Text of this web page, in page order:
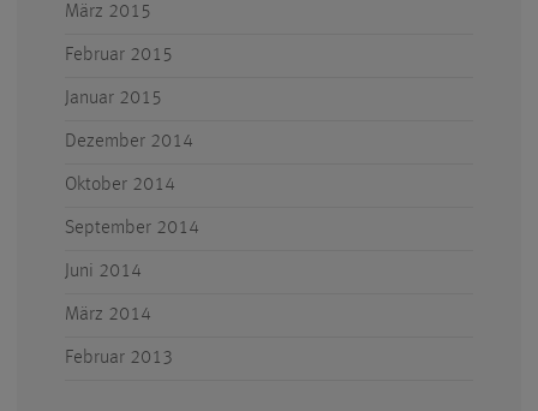
März 2015
Februar 2015
Januar 2015
Dezember 2014
Oktober 2014
September 2014
Juni 2014
März 2014
Februar 2013